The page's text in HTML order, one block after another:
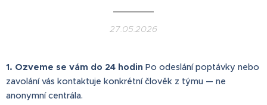
27.05.2026
1. Ozveme se vám do 24 hodin Po odeslání poptávky nebo
zavolání vás kontaktuje konkrétní člověk z týmu — ne
anonymní centrála.